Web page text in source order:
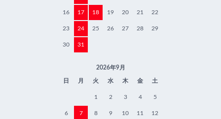
16 17 18 19 20 21 22
23 24 25 26 27 28 29
30 31
2026年9月
日 月 火 水 木 金 土
1 2 3 4 5
6 7 8 9 10 11 12